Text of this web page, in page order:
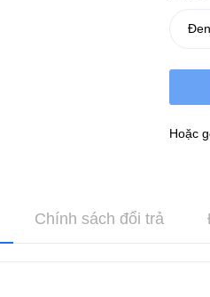
Hoặc
Chính sách đổi trả